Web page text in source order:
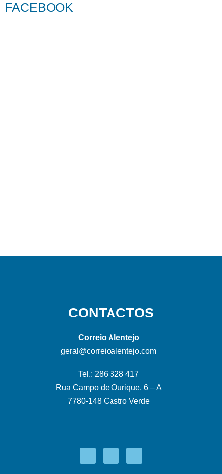
FACEBOOK
CONTACTOS
Correio Alentejo
geral@correioalentejo.com
Tel.: 286 328 417
Rua Campo de Ourique, 6 – A
7780-148 Castro Verde